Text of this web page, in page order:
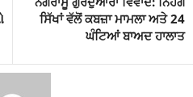
ਸਿੱਖਾਂ ਵੱਲੋਂ ਕਬਜ਼ਾ ਮਾਮਲਾ ਅਤੇ 24
ਘੰਟਿਆਂ ਬਾਅਦ ਹਾਲਾਤ